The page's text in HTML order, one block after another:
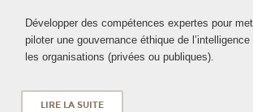
Développer des compétences expertes pour
piloter une gouvernance éthique de
les organisations (privées ou publiques).
LIRE LA SUITE